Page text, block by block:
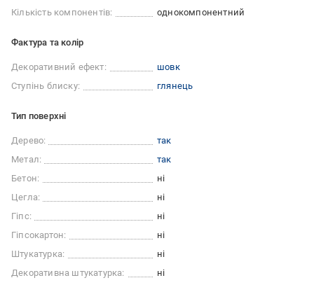
Кількість компонентів:
однокомпонентний
Фактура та колір
Декоративний ефект:
шовк
Ступінь блиску:
глянець
Тип поверхні
Дерево:
так
Метал:
так
Бетон:
ні
Цегла:
ні
Гіпс:
ні
Гіпсокартон:
ні
Штукатурка:
ні
Декоративна штукатурка:
ні